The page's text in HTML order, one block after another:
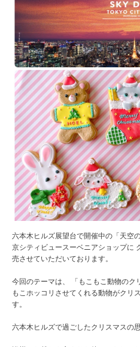
六本木ヒルズ展望台で開催中の「天空の
京シティビュースーベニアショップに
売させていただいております。
今回のテーマは、 「もこもこ動物のク
もこホッコリさせてくれる動物がクリ
す。
六本木ヒルズで過ごしたクリスマスの